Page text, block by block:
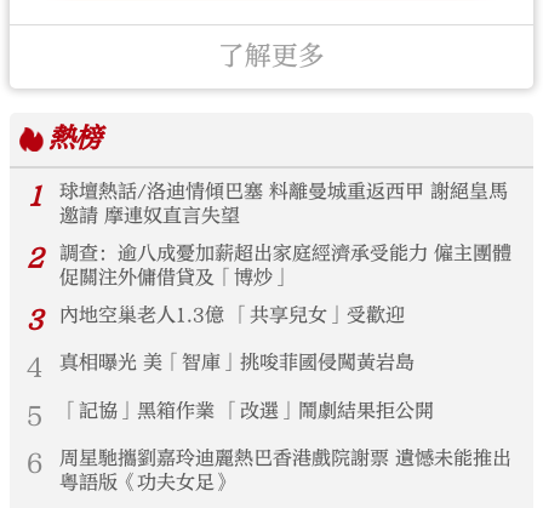
了解更多
熱榜
1
球壇熱話/洛迪情傾巴塞 料離曼城重返西甲 謝絕皇馬
邀請 摩連奴直言失望
2
調查：逾八成憂加薪超出家庭經濟承受能力 僱主團體
促關注外傭借貸及「博炒」
3 內地空巢老人1.3億 「共享兒女」受歡迎
4 真相曝光 美「智庫」挑唆菲國侵闖黃岩島
5 「記協」黑箱作業 「改選」鬧劇結果拒公開
6
周星馳攜劉嘉玲迪麗熱巴香港戲院謝票 遺憾未能推出
粵語版《功夫女足》